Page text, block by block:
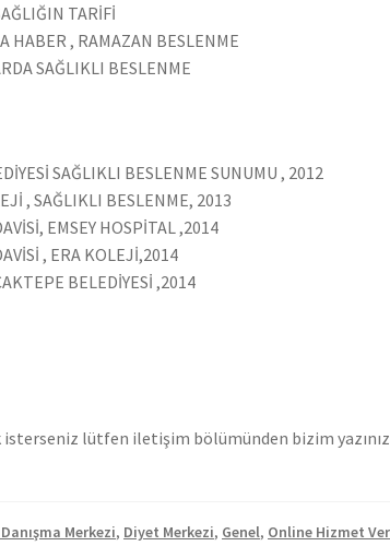
TARİFİ
HABER , RAMAZAN BESLENME
SAĞLIKLI BESLENME
SAĞLIKLI BESLENME SUNUMU , 2012
, SAĞLIKLI BESLENME, 2013
EMSEY HOSPİTAL ,2014
, ERA KOLEJİ,2014
BELEDİYESİ ,2014
lütfen iletişim bölümünden bizim
Merkezi, Diyet Merkezi, Genel, Online Hizmet